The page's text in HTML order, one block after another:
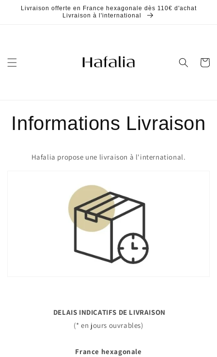
passer
Livraison offerte en France hexagonale dès 110€ d'achat
Livraison à l'international
Panier
Informations Livraison
Hafalia propose une livraison à l'international.
DELAIS INDICATIFS DE LIVRAISON
(* en jours ouvrables)
France hexagonale